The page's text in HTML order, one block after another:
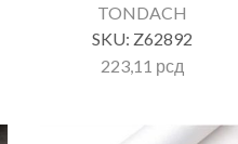
TONDACH
SKU: Z62892
223,11 рсд